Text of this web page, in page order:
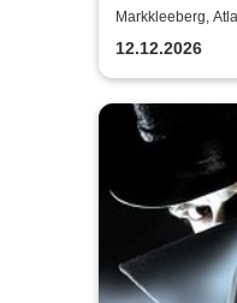
Markkleeberg,
12.12.2026